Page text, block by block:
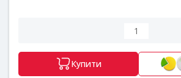
Купити